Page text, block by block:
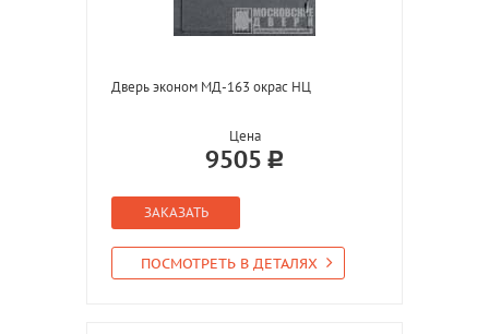
Дверь эконом МД-163 окрас НЦ
Цена
9505
ЗАКАЗАТЬ
ПОСМОТРЕТЬ В ДЕТАЛЯХ